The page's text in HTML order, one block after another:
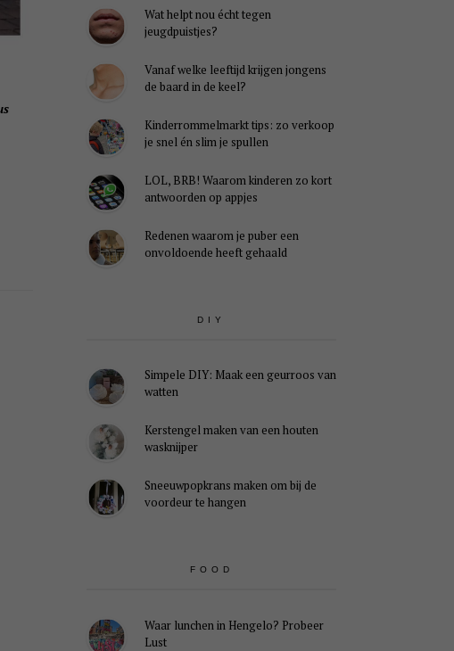
Wat helpt nou écht tegen
jeugdpuistjes?
Vanaf welke leeftijd krijgen jongens
de baard in de keel?
Kinderrommelmarkt tips: zo verkoop
je snel én slim je spullen
LOL, BRB! Waarom kinderen zo kort
antwoorden op appjes
Redenen waarom je puber een
onvoldoende heeft gehaald
DIY
Simpele DIY: Maak een geurroos van
watten
Kerstengel maken van een houten
wasknijper
Sneeuwpopkrans maken om bij de
voordeur te hangen
FOOD
Waar lunchen in Hengelo? Probeer
Lust